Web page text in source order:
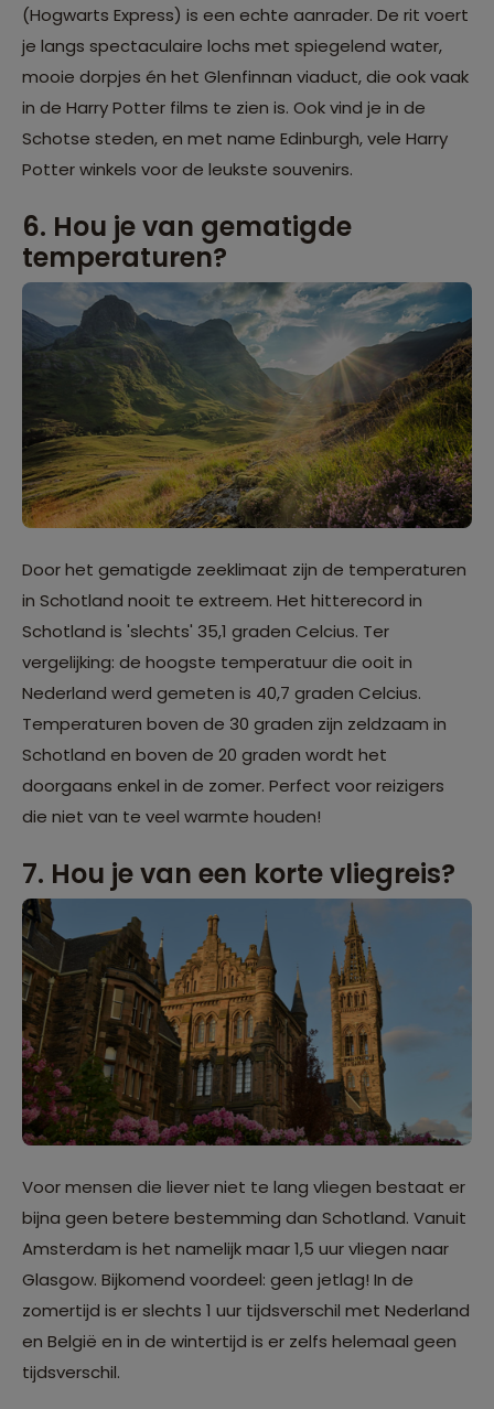
(Hogwarts Express) is een echte aanrader. De rit voert
je langs spectaculaire lochs met spiegelend water,
mooie dorpjes én het Glenfinnan viaduct, die ook vaak
in de Harry Potter films te zien is. Ook vind je in de
Schotse steden, en met name Edinburgh, vele Harry
Potter winkels voor de leukste souvenirs.
6. Hou je van gematigde
temperaturen?
Door het gematigde zeeklimaat zijn de temperaturen
in Schotland nooit te extreem. Het hitterecord in
Schotland is 'slechts' 35,1 graden Celcius. Ter
vergelijking: de hoogste temperatuur die ooit in
Nederland werd gemeten is 40,7 graden Celcius.
Temperaturen boven de 30 graden zijn zeldzaam in
Schotland en boven de 20 graden wordt het
doorgaans enkel in de zomer. Perfect voor reizigers
die niet van te veel warmte houden!
7. Hou je van een korte vliegreis?
Voor mensen die liever niet te lang vliegen bestaat er
bijna geen betere bestemming dan Schotland. Vanuit
Amsterdam is het namelijk maar 1,5 uur vliegen naar
Glasgow. Bijkomend voordeel: geen jetlag! In de
zomertijd is er slechts 1 uur tijdsverschil met Nederland
en België en in de wintertijd is er zelfs helemaal geen
tijdsverschil.